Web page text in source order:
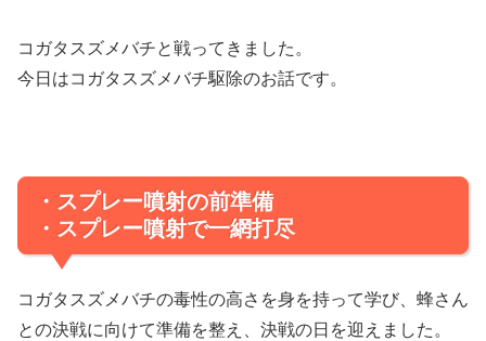
コガタスズメバチと戦ってきました。
今日はコガタスズメバチ駆除のお話です。
・スプレー噴射の前準備
・スプレー噴射で一網打尽
コガタスズメバチの毒性の高さを身を持って学び、蜂さん
との決戦に向けて準備を整え、決戦の日を迎えました。